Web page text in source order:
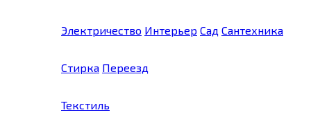
Электричество Интерьер Сад Сантехника
Стирка Переезд
Текстиль